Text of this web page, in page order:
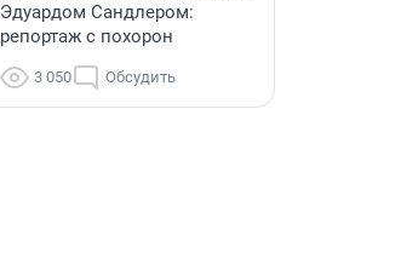
Эдуардом Сандлером:
репортаж с похорон
3 050 Обсудить